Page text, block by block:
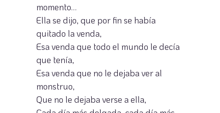
momento…
Ella se dijo, que por fin se había
quitado la venda,
Esa venda que todo el mundo le decía
que tenía,
Esa venda que no le dejaba ver al
monstruo,
Que no le dejaba verse a ella,